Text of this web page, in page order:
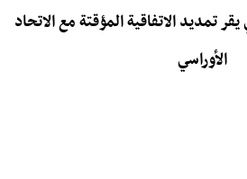
تمديد الاتفاقية المؤقتة مع الاتحاد
الأوراسي